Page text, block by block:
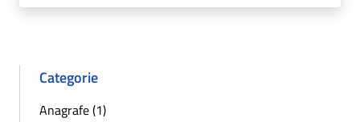
Categorie
Anagrafe (1)